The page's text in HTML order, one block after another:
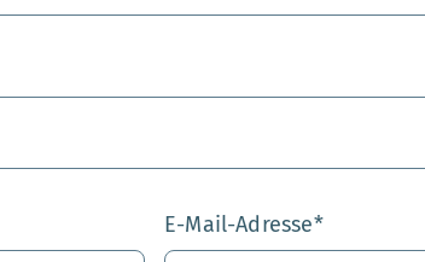
E-Mail-Adresse*